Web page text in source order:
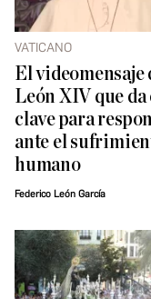
VATICANO
El videomensaje
León XIV que da
clave para
ante el
humano
Federico León García